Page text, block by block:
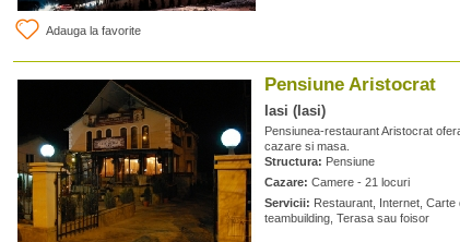
Adauga la favorite
Pensiune Aristocrat
Iasi (Iasi)
Pensiunea-restaurant Aristocrat
cazare si masa.
Structura: Pensiune
Cazare: Camere - 21 locuri
Servicii: Restaurant, Internet,
teambuilding, Terasa sau foisor